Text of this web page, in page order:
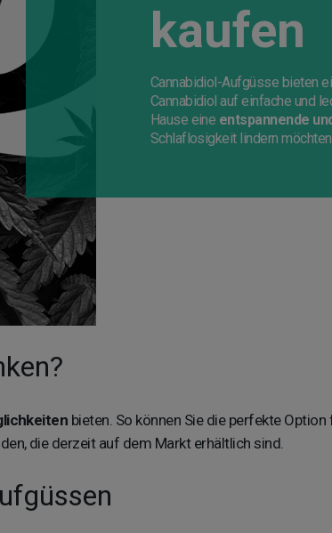
kaufen
Cannabidiol-Aufgüsse bieten
Cannabidiol auf einfache und
Hause eine entspannende
Schlaflosigkeit lindern
bieten. So können Sie die perfekte
die derzeit auf dem Markt erhältlich sind.